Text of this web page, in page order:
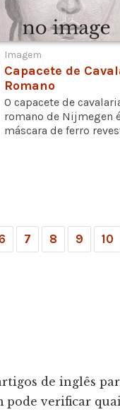
Imagem
Capacete de
Romano
O capacete de
romano de Nijmegen
máscara de ferro
7 8 9 10
de inglês
pode verificar